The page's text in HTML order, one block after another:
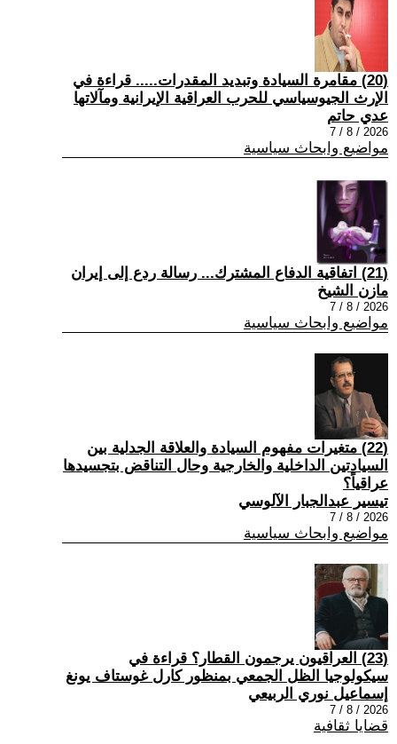
(20) مقامرة السيادة وتبديد المقدرات..... قراءة في
الإرث الجيوسياسي للحرب العراقية الإيرانية ومآلاتها
عدي حاتم
2026 / 8 / 7
مواضيع وابحاث سياسية
(21) اتفاقية الدفاع المشترك... رسالة ردع إلى إيران
مازن الشيخ
2026 / 8 / 7
مواضيع وابحاث سياسية
(22) متغيرات مفهوم السيادة والعلاقة الجدلية بين
السيادتين الداخلية والخارجية وحال التناقض بتجسيدها
عراقياً؟
تيسير عبدالجبار الآلوسي
2026 / 8 / 7
مواضيع وابحاث سياسية
(23) العراقيون يرجمون القطار؟ قراءة في
سيكولوجيا الظل الجمعي بمنظور كارل غوستاف يونغ
إسماعيل نوري الربيعي
2026 / 8 / 7
قضايا ثقافية